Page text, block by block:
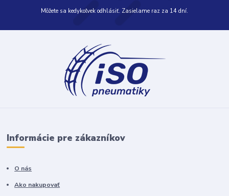
Môžete sa kedykoľvek odhlásiť. Zasielame raz za 14 dní.
Informácie pre zákazníkov
O nás
Ako nakupovať